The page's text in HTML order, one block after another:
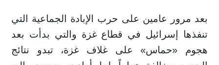
بعد مرور عامين على حرب الإبادة الجماعية التي
تنفذها إسرائيل في قطاع غزة والتي بدأت بعد
هجوم «حماس» على غلاف غزة، تبدو نتائج